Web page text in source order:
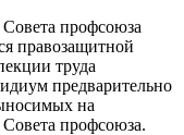
профсоюза
правозащитной
труда
предварительно
на
профсоюза.